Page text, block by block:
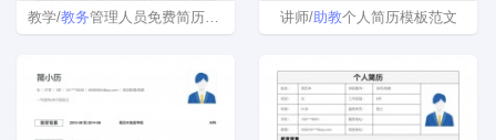
教学/教务管理人员免费简历模板下载word格式 讲师/助教个人简历模板范文